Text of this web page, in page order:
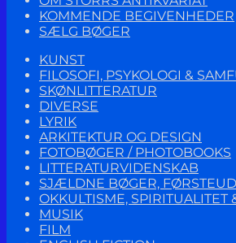
KOMMENDE BEGIVENHEDER
SÆLG BØGER
KUNST
FILOSOFI, PSYKOLOGI &
SKØNLITTERATUR
DIVERSE
LYRIK
ARKITEKTUR OG DESIGN
FOTOBØGER / PHOTOBOOKS
LITTERATURVIDENSKAB
SJÆLDNE BØGER,
OKKULTISME, SPIRITUALITET
MUSIK
FILM